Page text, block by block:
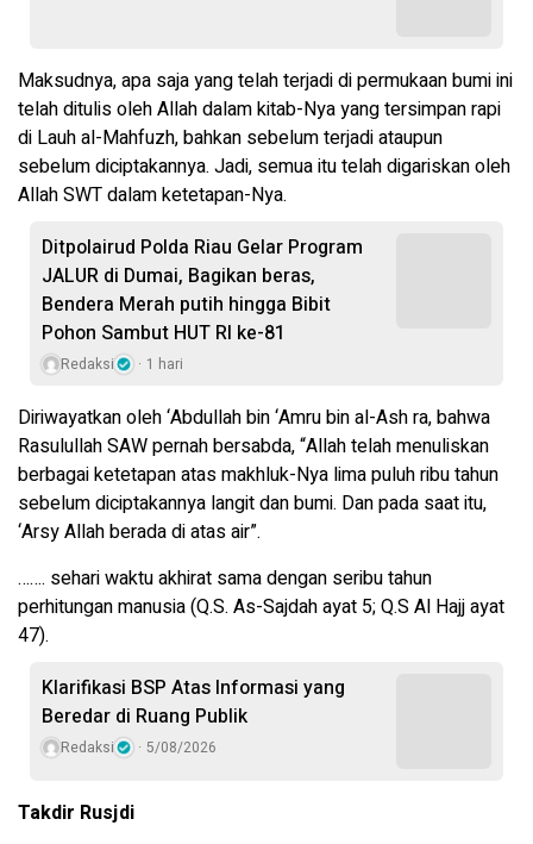
Maksudnya, apa saja yang telah terjadi di permukaan bumi ini
telah ditulis oleh Allah dalam kitab-Nya yang tersimpan rapi
di Lauh al-Mahfuzh, bahkan sebelum terjadi ataupun
sebelum diciptakannya. Jadi, semua itu telah digariskan oleh
Allah SWT dalam ketetapan-Nya.
Ditpolairud Polda Riau Gelar Program
JALUR di Dumai, Bagikan beras,
Bendera Merah putih hingga Bibit
Pohon Sambut HUT RI ke-81
Redaksi 1 hari
Diriwayatkan oleh ‘Abdullah bin ‘Amru bin al-Ash ra, bahwa
Rasulullah SAW pernah bersabda, “Allah telah menuliskan
berbagai ketetapan atas makhluk-Nya lima puluh ribu tahun
sebelum diciptakannya langit dan bumi. Dan pada saat itu,
‘Arsy Allah berada di atas air”.
……. sehari waktu akhirat sama dengan seribu tahun
perhitungan manusia (Q.S. As-Sajdah ayat 5; Q.S Al Hajj ayat
47).
Klarifikasi BSP Atas Informasi yang
Beredar di Ruang Publik
Redaksi 5/08/2026
Takdir Rusjdi